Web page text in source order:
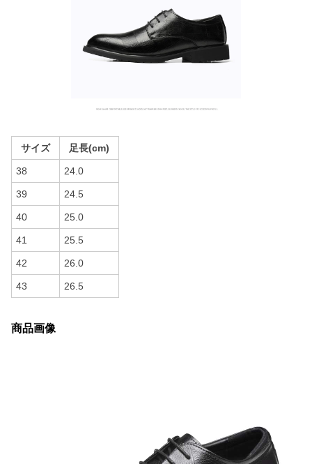
サイズ 足長(cm)
38 24.0
39 24.5
40 25.0
41 25.5
42 26.0
43 26.5
商品画像